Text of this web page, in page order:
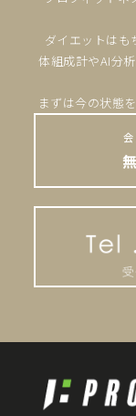
ダイエットはも
体組成計やAI分
まずは今の状態